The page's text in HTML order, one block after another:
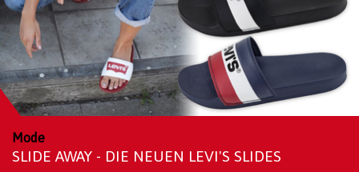
Mode
SLIDE AWAY - DIE NEUEN LEVI'S SLIDES